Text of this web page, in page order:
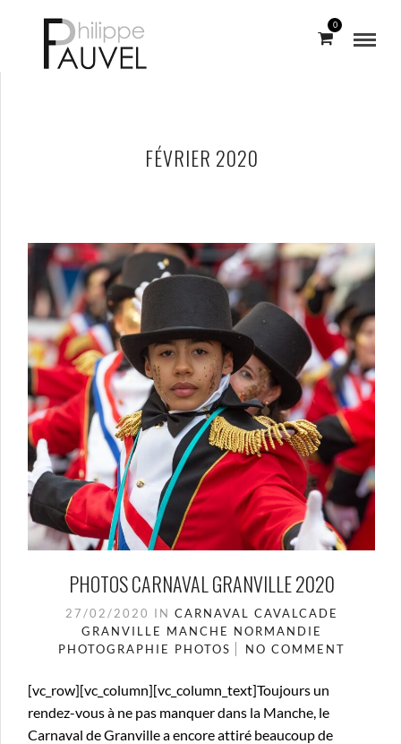
0
FÉVRIER 2020
PHOTOS CARNAVAL GRANVILLE 2020
27/02/2020 IN CARNAVAL CAVALCADE
GRANVILLE MANCHE NORMANDIE
PHOTOGRAPHIE PHOTOS NO COMMENT
[vc_row][vc_column][vc_column_text]Toujours un
rendez-vous à ne pas manquer dans la Manche, le
Carnaval de Granville a encore attiré beaucoup de